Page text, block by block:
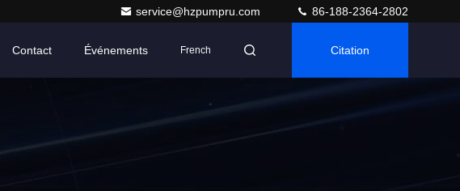
service@hzpumpru.com 86-188-2364-2802
Contact Événements French Citation